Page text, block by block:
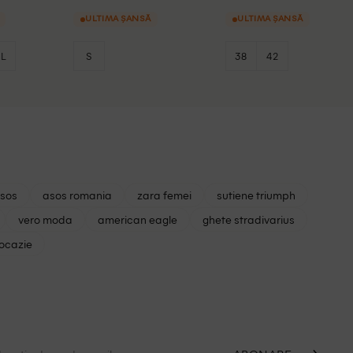
ULTIMA ȘANSĂ
S
ULTIMA ȘANSĂ
38 42
asos romania zara femei
sutiene triumph
vero moda
american eagle
ghete stradivarius